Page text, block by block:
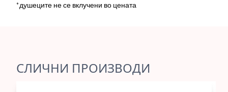
*душеците не се вклучени во цената
СЛИЧНИ ПРОИЗВОДИ